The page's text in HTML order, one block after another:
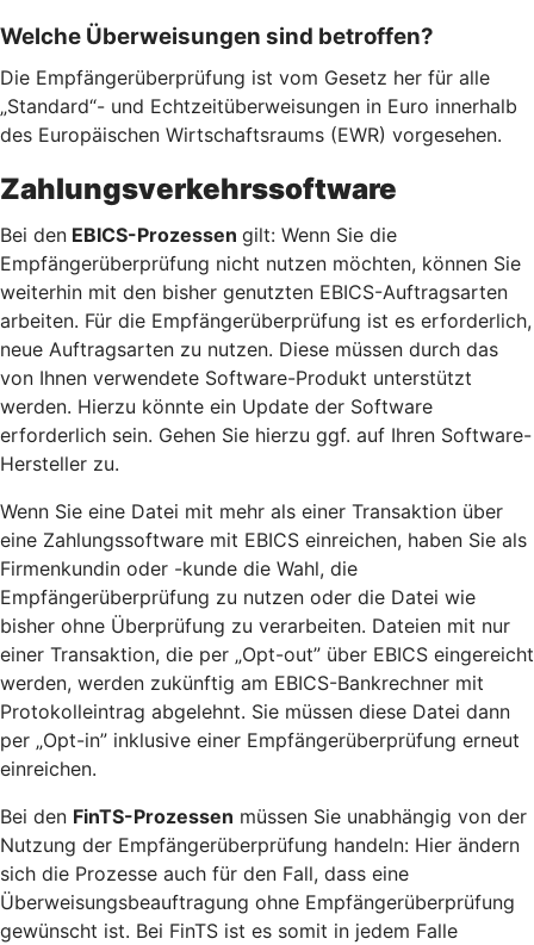
Welche Überweisungen sind betroffen?
Die Empfängerüberprüfung ist vom Gesetz her für alle
„Standard“- und Echtzeitüberweisungen in Euro innerhalb
des Europäischen Wirtschaftsraums (EWR) vorgesehen.
Zahlungsverkehrssoftware
Bei den EBICS-Prozessen gilt: Wenn Sie die
Empfängerüberprüfung nicht nutzen möchten, können Sie
weiterhin mit den bisher genutzten EBICS-Auftragsarten
arbeiten. Für die Empfängerüberprüfung ist es erforderlich,
neue Auftragsarten zu nutzen. Diese müssen durch das
von Ihnen verwendete Software-Produkt unterstützt
werden. Hierzu könnte ein Update der Software
erforderlich sein. Gehen Sie hierzu ggf. auf Ihren Software-
Hersteller zu.
Wenn Sie eine Datei mit mehr als einer Transaktion über
eine Zahlungssoftware mit EBICS einreichen, haben Sie als
Firmenkundin oder -kunde die Wahl, die
Empfängerüberprüfung zu nutzen oder die Datei wie
bisher ohne Überprüfung zu verarbeiten. Dateien mit nur
einer Transaktion, die per „Opt-out” über EBICS eingereicht
werden, werden zukünftig am EBICS-Bankrechner mit
Protokolleintrag abgelehnt. Sie müssen diese Datei dann
per „Opt-in” inklusive einer Empfängerüberprüfung erneut
einreichen.
Bei den FinTS-Prozessen müssen Sie unabhängig von der
Nutzung der Empfängerüberprüfung handeln: Hier ändern
sich die Prozesse auch für den Fall, dass eine
Überweisungsbeauftragung ohne Empfängerüberprüfung
gewünscht ist. Bei FinTS ist es somit in jedem Falle